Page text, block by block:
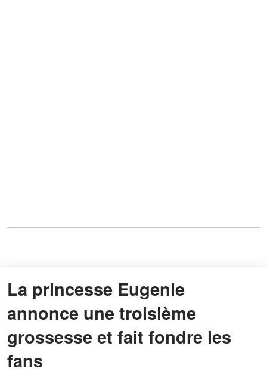
La princesse Eugenie
annonce une troisième
grossesse et fait fondre les
fans